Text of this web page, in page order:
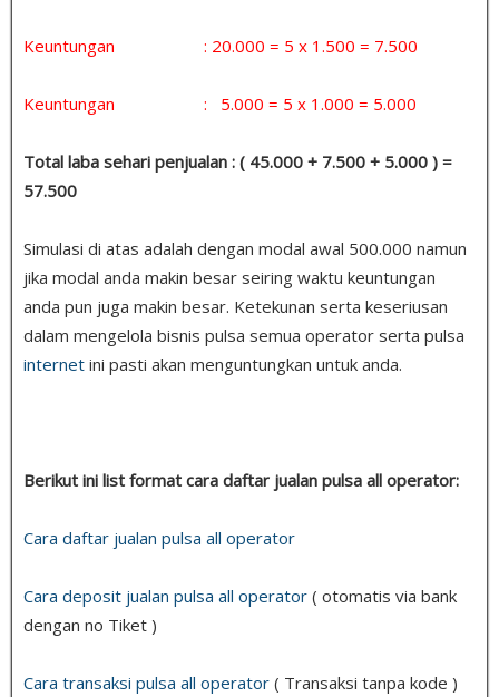
Keuntungan : 20.000 = 5 x 1.500 = 7.500
Keuntungan : 5.000 = 5 x 1.000 = 5.000
Total laba sehari penjualan : ( 45.000 + 7.500 + 5.000 ) =
57.500
Simulasi di atas adalah dengan modal awal 500.000 namun
jika modal anda makin besar seiring waktu keuntungan
anda pun juga makin besar. Ketekunan serta keseriusan
dalam mengelola bisnis pulsa semua operator serta pulsa
internet ini pasti akan menguntungkan untuk anda.
Berikut ini list format cara daftar jualan pulsa all operator:
Cara daftar jualan pulsa all operator
Cara deposit jualan pulsa all operator ( otomatis via bank
dengan no Tiket )
Cara transaksi pulsa all operator ( Transaksi tanpa kode )